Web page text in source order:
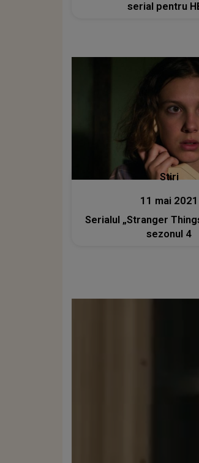
serial pentru
Stiri
11 mai 2021
Serialul „Stranger
sezonul 4